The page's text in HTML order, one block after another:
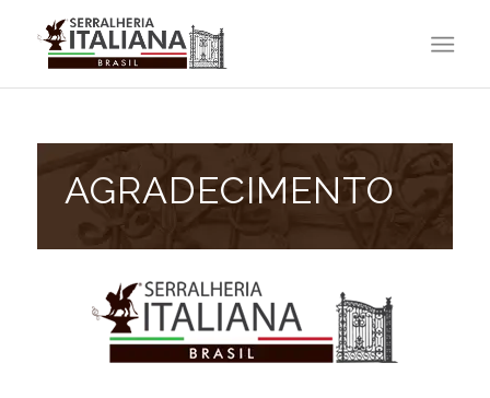
AGRADECIMENTO